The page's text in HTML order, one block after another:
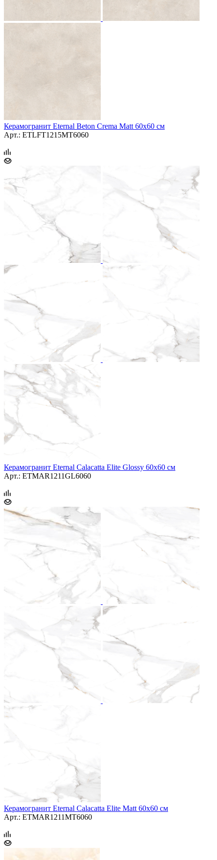
Керамогранит Eternal Beton Crema Matt 60x60 см
Арт.: ETLFT1215MT6060
Керамогранит Eternal Calacatta Elite Glossy 60x60 см
Арт.: ETMAR1211GL6060
Керамогранит Eternal Calacatta Elite Matt 60x60 см
Арт.: ETMAR1211MT6060